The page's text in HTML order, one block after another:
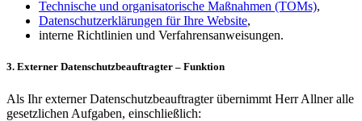
Technische und organisatorische Maßnahmen (TOMs),
Datenschutzerklärungen für Ihre Website,
interne Richtlinien und Verfahrensanweisungen.
3. Externer Datenschutzbeauftragter – Funktion
Als Ihr externer Datenschutzbeauftragter übernimmt Herr Allner alle
gesetzlichen Aufgaben, einschließlich: